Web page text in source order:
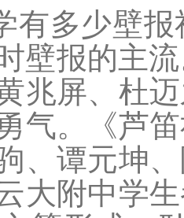
有多少壁
壁报的主
兆屏、杜
气。《芦
、谭元坤
大附中学